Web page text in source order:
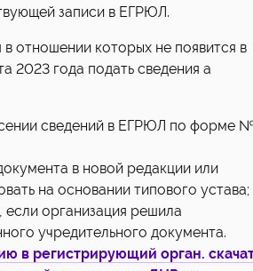
записи в ЕГРЮЛ.
которых не появится в
года подать сведения а
сведений в ЕГРЮЛ по форме
в новой редакции или
на основании типового устава;
если организация решила
учредительного документа.
в регистрирующий орган.